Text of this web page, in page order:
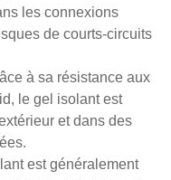
les connexions
de courts-circuits
à sa résistance aux
le gel isolant est
et dans des
est généralement